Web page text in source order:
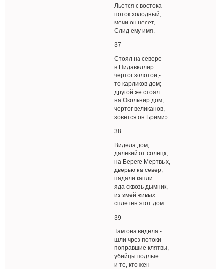
Льется с востока
поток холодный,
мечи он несет,-
Слид ему имя.
37
Стоял на севере
в Нидавеллир
чертог золотой,-
то карликов дом;
другой же стоял
на Окольнир дом,
чертог великанов,
зовется он Бримир.
38
Видела дом,
далекий от солнца,
на Береге Мертвых,
дверью на север;
падали капли
яда сквозь дымник,
из змей живых
сплетен этот дом.
39
Там она видела -
шли чрез потоки
поправшие клятвы,
убийцы подлые
и те, кто жен